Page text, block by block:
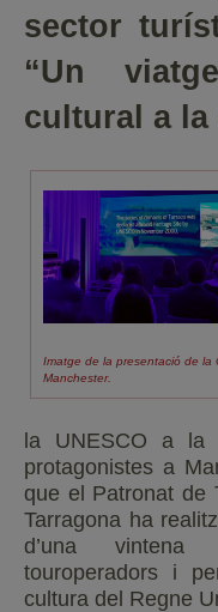
sector
“Un
cultural a la
Imatge de la presentació de la
Manchester.
la UNESCO a la
protagonistes a
que el Patronat de
Tarragona ha
d’una vintena
touroperadors i
cultura del Regne